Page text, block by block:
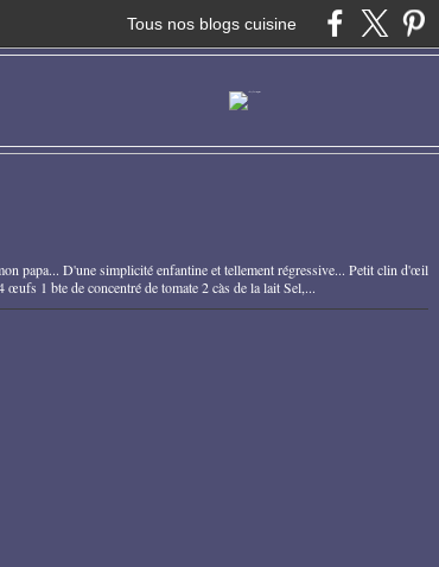
Tous nos blogs cuisine
papa... D'une simplicité enfantine et tellement régressive... Petit clin d'œil
1 bte de concentré de tomate 2 càs de la lait Sel,...